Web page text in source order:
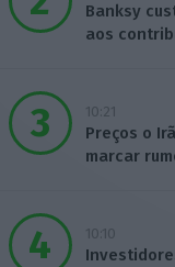
Banksy
aos
10:21
Preços o
marcar
10:10